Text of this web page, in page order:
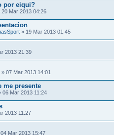
por eiqui?
20 Mar 2013 04:26
» 19 Mar 2013 01:45
2013 21:39
» 07 Mar 2013 14:01
me presente
06 Mar 2013 11:24
2013 11:27
Mar 2013 15:47